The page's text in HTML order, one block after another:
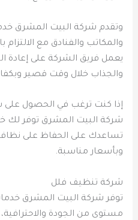
وتقدم شركة البيت المشرق
والمكاتب والفنادق مع الالتزام
يعمل فريق الشركة على إعادة
والجذاب خلال وقت قصير
إذا كنت ترغب في الحصول
شركة البيت المشرق توفر لك
تساعدك على الحفاظ على
وبأسعار مناسبة.
شركة تنظيف فلل
توفر شركة البيت المشرق
مستوى من الجودة